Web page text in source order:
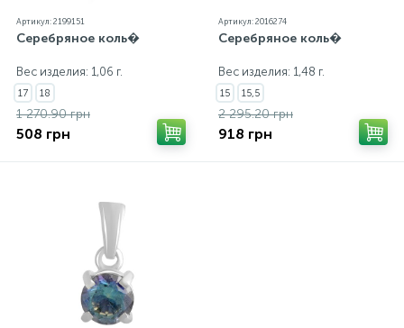
Артикул: 2199151
Серебряное коль�
Вес изделия: 1,06 г.
17 18
1 270.90 грн
508 грн
Артикул: 2016274
Серебряное коль�
Вес изделия: 1,48 г.
15 15,5
2 295.20 грн
918 грн